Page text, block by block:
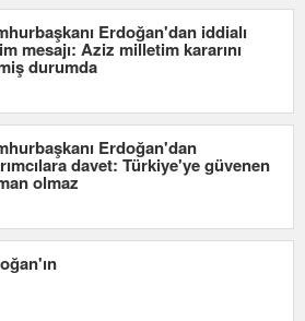
Erdoğan'dan iddialı
mesajı: Aziz milletim kararını
durumda
Erdoğan'dan
davet: Türkiye'ye güvenen
olmaz